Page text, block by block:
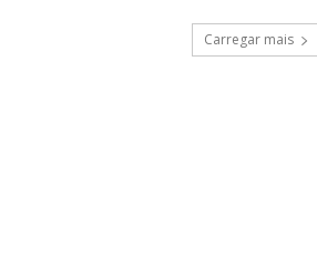
Carregar mais